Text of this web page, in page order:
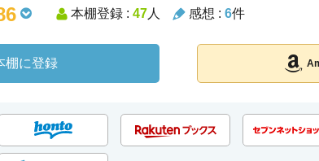
本棚登録 : 47人 感想 : 6件
棚に登録